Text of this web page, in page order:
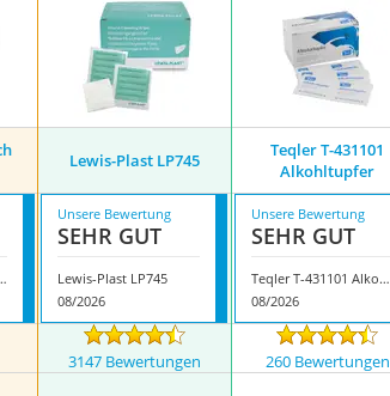
Lewis-Plast LP745
Teqler T-431101
Alkohltupfer
Alkoholtücher
Unsere Bewertung
SEHR GUT
Lewis-Plast LP745
08/2026
Unsere Bewertung
SEHR GUT
Teqler T-431101 Alkohltupfer
08/2026
3147 Bewertungen 260 Bewertungen